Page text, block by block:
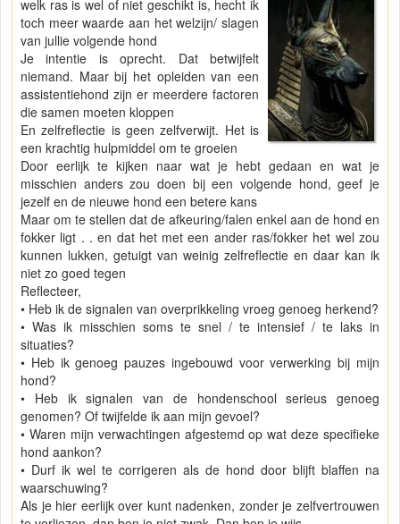
welk ras is wel of niet geschikt is, hecht ik
toch meer waarde aan het welzijn/ slagen
van jullie volgende hond
Je intentie is oprecht. Dat betwijfelt
niemand. Maar bij het opleiden van een
assistentiehond zijn er meerdere factoren
die samen moeten kloppen
En zelfreflectie is geen zelfverwijt. Het is
een krachtig hulpmiddel om te groeien
Door eerlijk te kijken naar wat je hebt gedaan en wat je
misschien anders zou doen bij een volgende hond, geef je
jezelf en de nieuwe hond een betere kans
Maar om te stellen dat de afkeuring/falen enkel aan de hond en
fokker ligt . . en dat het met een ander ras/fokker het wel zou
kunnen lukken, getuigt van weinig zelfreflectie en daar kan ik
niet zo goed tegen
Reflecteer,
• Heb ik de signalen van overprikkeling vroeg genoeg herkend?
• Was ik misschien soms te snel / te intensief / te laks in
situaties?
• Heb ik genoeg pauzes ingebouwd voor verwerking bij mijn
hond?
• Heb ik signalen van de hondenschool serieus genoeg
genomen? Of twijfelde ik aan mijn gevoel?
• Waren mijn verwachtingen afgestemd op wat deze specifieke
hond aankon?
• Durf ik wel te corrigeren als de hond door blijft blaffen na
waarschuwing?
Als je hier eerlijk over kunt nadenken, zonder je zelfvertrouwen